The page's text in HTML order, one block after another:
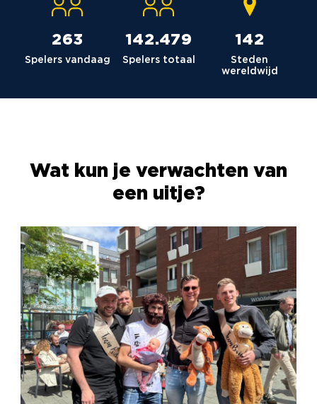
264
Spelers vandaag
142.980
Spelers totaal
142
Steden
wereldwijd
Wat kun je verwachten van
een uitje?